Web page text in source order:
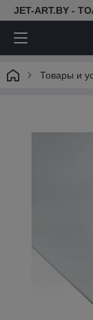
JET-ART.BY -
Товары и